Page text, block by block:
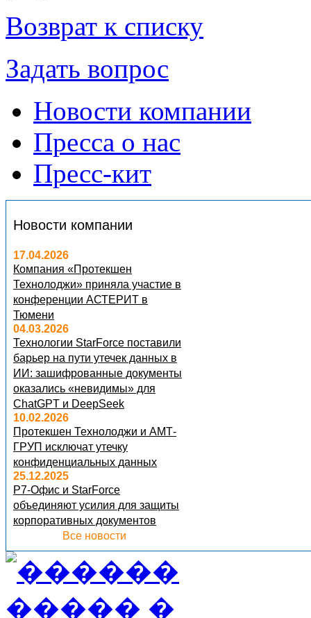
Возврат к списку
Задать вопрос
Новости компании
Пресса о нас
Пресс-кит
Новости компании
17.04.2026
Компания «Протекшен
Технолоджи» приняла участие в
конференции АСТЕРИТ в
Тюмени
04.03.2026
Технологии StarForce поставили
барьер на пути утечек данных в
ИИ: зашифрованные документы
оказались «невидимы» для
ChatGPT и DeepSeek
10.02.2026
Протекшен Технолоджи и АМТ-
ГРУП исключат утечку
конфиденциальных данных
25.12.2025
Р7-Офис и StarForce
объединяют усилия для защиты
корпоративных документов
Все новости